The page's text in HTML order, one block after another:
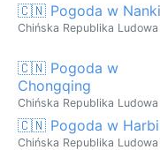
🇨🇳 Pogoda w
Chińska Republika Ludowa
🇨🇳 Pogoda w
Chongqing
Chińska Republika Ludowa
🇨🇳 Pogoda w
Chińska Republika Ludowa